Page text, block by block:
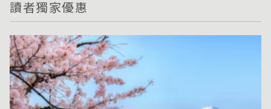
讀者獨家優惠